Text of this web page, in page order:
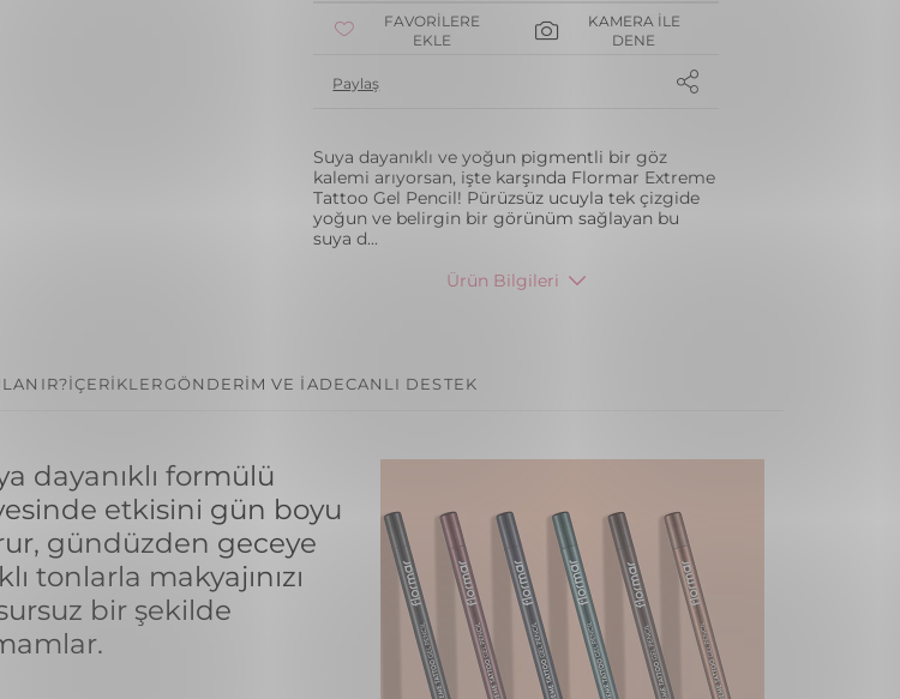
FAVORILERE
EKLE
KAMERA İLE
DENE
Paylaş
Suya dayanıklı ve yoğun pigmentli bir göz
kalemi arıyorsan, işte karşında Flormar Extreme
Tattoo Gel Pencil! Pürüzsüz ucuyla tek çizgide
yoğun ve belirgin bir görünüm sağlayan bu
suya d...
Ürün Bilgileri
İÇERİKLERGÖNDERİM VE İADECANLI DESTEK
dayanıklı formülü
etkisini gün boyu
gündüzden geceye
tonlarla makyajınızı
bir şekilde